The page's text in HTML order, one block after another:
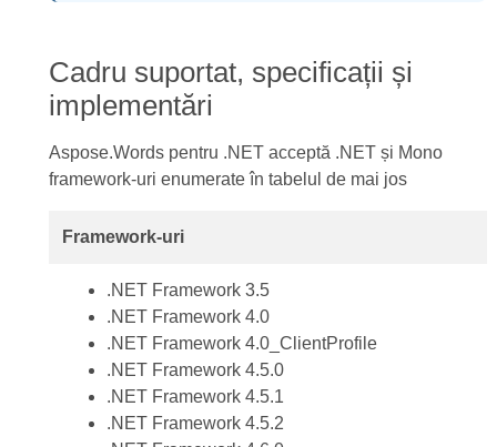
Cadru suportat, specificații și
implementări
Aspose.Words pentru .NET acceptă .NET și Mono
framework-uri enumerate în tabelul de mai jos
Framework-uri
.NET Framework 3.5
.NET Framework 4.0
.NET Framework 4.0_ClientProfile
.NET Framework 4.5.0
.NET Framework 4.5.1
.NET Framework 4.5.2